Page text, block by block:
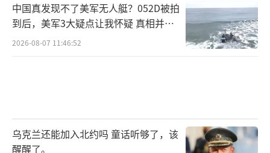
中国真发现不了美军无人艇？052D被拍
到后，美军3大疑点让我怀疑 真相并非
如此
2026-08-07 11:46:52
乌克兰还能加入北约吗 童话听够了，该
醒醒了。